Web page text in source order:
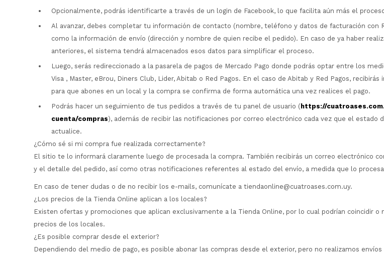
Opcionalmente, podrás identificarte a través de un login de Facebook, lo que facilita aún más el
Al avanzar, debes completar tu información de contacto (nombre, teléfono y datos de facturación con
como la información de envío (dirección y nombre de quien recibe el pedido). En caso de ya haber
anteriores, el sistema tendrá almacenados esos datos para simplificar el proceso.
Luego, serás redireccionado a la pasarela de pagos de Mercado Pago donde podrás optar entre los
Visa , Master, eBrou, Diners Club, Lider, Abitab o Red Pagos. En el caso de Abitab y Red Pagos, recibirás
para que abones en un local y la compra se confirma de forma automática una vez realices el pago.
Podrás hacer un seguimiento de tus pedidos a través de tu panel de usuario ( https://
cuenta/compras), además de recibir las notificaciones por correo electrónico cada vez que el estado
actualice.
¿Cómo sé si mi compra fue realizada correctamente?
El sitio te lo informará claramente luego de procesada la compra. También recibirás un correo electrónico
y el detalle del pedido, así como otras notificaciones referentes al estado del envío, a medida que lo
En caso de tener dudas o de no recibir los e-mails, comunícate a tiendaonline@cuatroases.com.uy.
¿Los precios de la Tienda Online aplican a los locales?
Existen ofertas y promociones que aplican exclusivamente a la Tienda Online, por lo cual podrían coincidir o
precios de los locales.
¿Es posible comprar desde el exterior?
Dependiendo del medio de pago, es posible abonar las compras desde el exterior, pero no realizamos